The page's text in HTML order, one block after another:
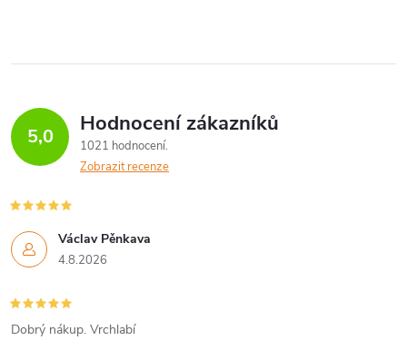
5,0 Hodnocení zákazníků
1021 hodnocení
Zobrazit recenze
Václav Pěnkava
4.8.2026
Dobrý nákup. Vrchlabí